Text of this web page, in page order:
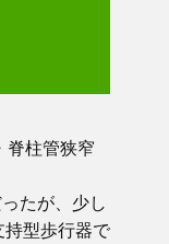
柱管狭窄
たが、少し
型歩行器で